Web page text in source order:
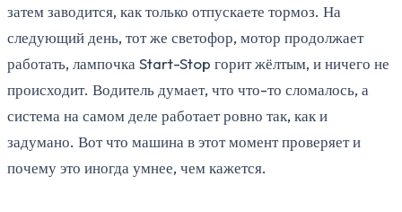
затем заводится, как только отпускаете тормоз. На
следующий день, тот же светофор, мотор продолжает
работать, лампочка Start-Stop горит жёлтым, и ничего не
происходит. Водитель думает, что что-то сломалось, а
система на самом деле работает ровно так, как и
задумано. Вот что машина в этот момент проверяет и
почему это иногда умнее, чем кажется.